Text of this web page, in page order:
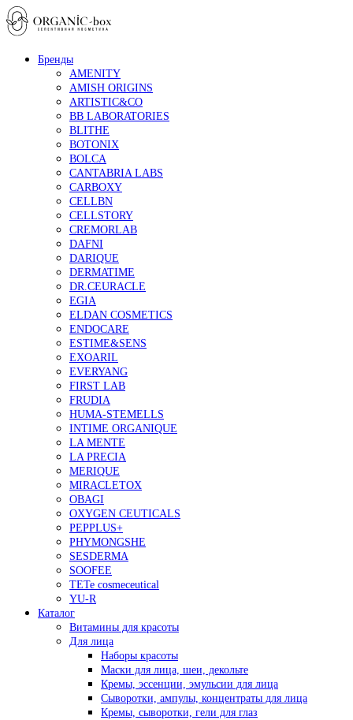
Бренды
AMENITY
AMISH ORIGINS
ARTISTIC&CO
BB LABORATORIES
BLITHE
BOTONIX
BOLCA
CANTABRIA LABS
CARBOXY
CELLBN
CELLSTORY
CREMORLAB
DAFNI
DARIQUE
DERMATIME
DR.CEURACLE
EGIA
ELDAN COSMETICS
ENDOCARE
ESTIME&SENS
EXOARIL
EVERYANG
FIRST LAB
FRUDIA
HUMA-STEMELLS
INTIME ORGANIQUE
LA MENTE
LA PRECIA
MERIQUE
MIRACLETOX
OBAGI
OXYGEN CEUTICALS
PEPPLUS+
PHYMONGSHE
SESDERMA
SOOFEE
TETe cosmeceutical
YU-R
Каталог
Витамины для красоты
Для лица
Наборы красоты
Маски для лица, шеи, декольте
Кремы, эссенции, эмульсии для лица
Сыворотки, ампулы, концентраты для лица
Кремы, сыворотки, гели для глаз